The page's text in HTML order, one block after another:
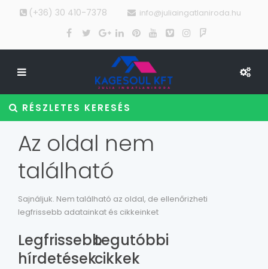
(+36) 30 410-7378 info@juliaingatlaniroda.hu
RÉSZLETES KERESÉS
Az oldal nem
található
Sajnáljuk. Nem található az oldal, de ellenőrizheti
legfrissebb adatainkat és cikkeinket
Legfrissebb
hírdetések
Legutóbbi
cikkek